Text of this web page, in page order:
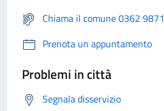
Chiama il comune 0362 9871
Prenota un appuntamento
Problemi in città
Segnala disservizio